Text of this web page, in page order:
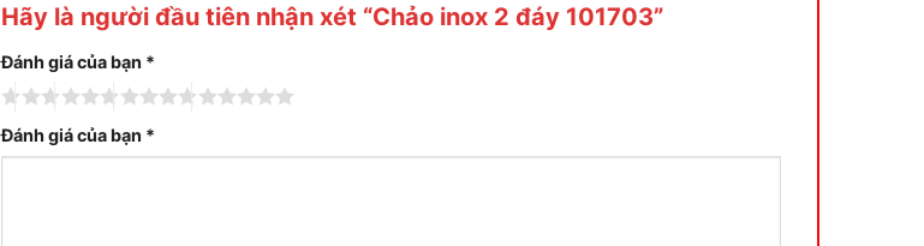
Hãy là người đầu tiên nhận xét “Chảo inox 2 đáy 101703”
Đánh giá của bạn *
Đánh giá của bạn *